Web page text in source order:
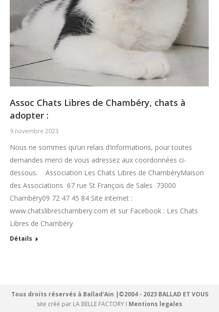
Assoc Chats Libres de Chambéry, chats à
adopter :
9 novembre 2023
Nous ne sommes qu’un relais d’informations, pour toutes
demandes merci de vous adressez aux coordonnées ci-
dessous. Association Les Chats Libres de ChambéryMaison
des Associations 67 rue St François de Sales 73000
Chambéry09 72 47 45 84 Site internet :
www.chatslibreschambery.com et sur Facebook : Les Chats
Libres de Chambéry
Détails
Tous droits réservés à Ballad'Ain |©2004 - 2023 BALLAD ET VOUS
site créé par LA BELLE FACTORY I Mentions legales